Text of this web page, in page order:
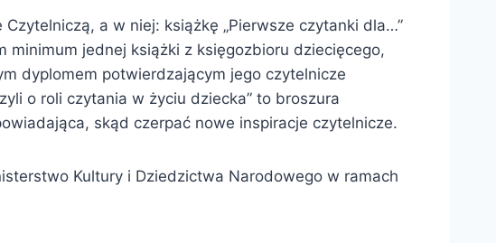
a w niej: książkę „Pierwsze czytanki dla…”
minimum jednej książki z księgozbioru dziecięcego,
dyplomem potwierdzającym jego czytelnicze
o roli czytania w życiu dziecka” to broszura
skąd czerpać nowe inspiracje czytelnicze.
Kultury i Dziedzictwa Narodowego w ramach